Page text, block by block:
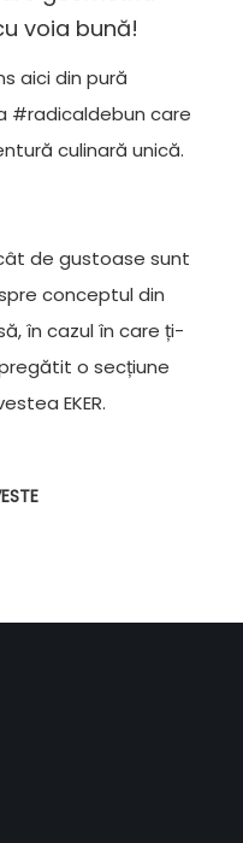
voia bună!
aici din pură
#radicaldebun care
culinară unică.
de gustoase sunt
conceptul din
în cazul în care ți-
o secțiune
EKER.